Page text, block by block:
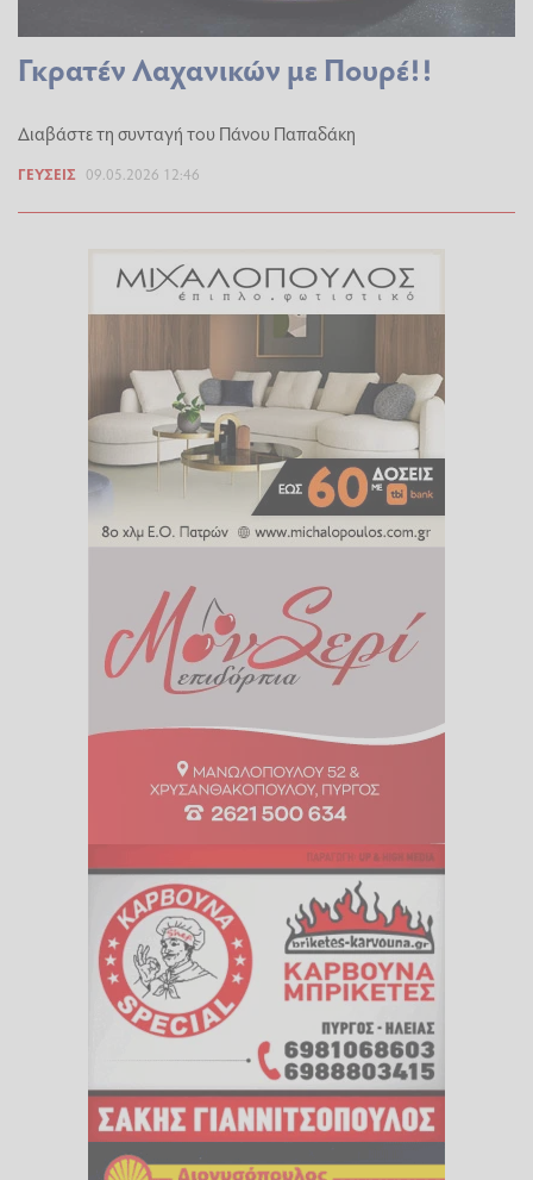
Γκρατέν Λαχανικών με Πουρέ!!
Διαβάστε τη συνταγή του Πάνου Παπαδάκη
ΓΕΎΣΕΙΣ 09.05.2026 12:46